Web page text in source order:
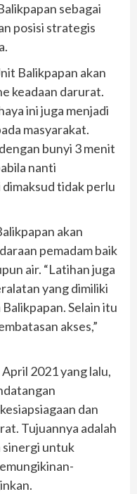
sebagai
posisi strategis
Balikpapan akan
keadaan darurat.
ini juga menjadi
masyarakat.
bunyi 3 menit
nanti
tidak perlu
akan
pemadam baik
air. “Latihan juga
yang dimiliki
Selain itu
akses,”
2021 yang lalu,
dan
Tujuannya adalah
sinergi untuk